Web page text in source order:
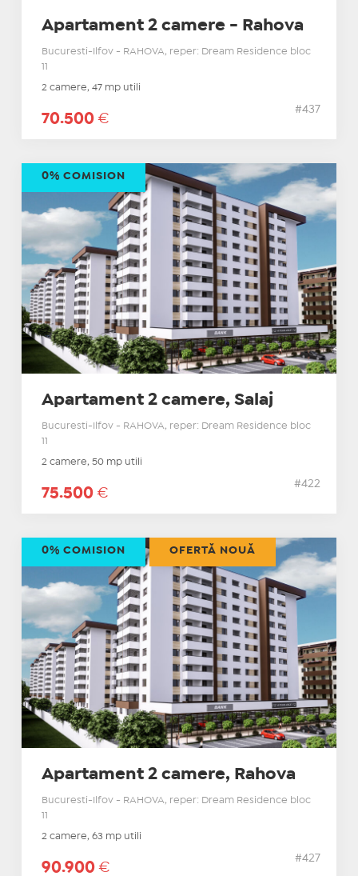
Apartament 2 camere - Rahova
Bucuresti-Ilfov - RAHOVA, reper: Dream Residence bloc
2 camere, 47 mp utili
70.500 €
#437
Apartament 2 camere, Salaj
Bucuresti-Ilfov - RAHOVA, reper: Dream Residence bloc
11
2 camere, 50 mp utili
75.500 €
#422
0% COMISION
Apartament 2 camere, Rahova
Bucuresti-Ilfov - RAHOVA, reper: Dream Residence bloc
11
2 camere, 63 mp utili
90.900 €
#427
0% COMISION OFERTĂ NOUĂ